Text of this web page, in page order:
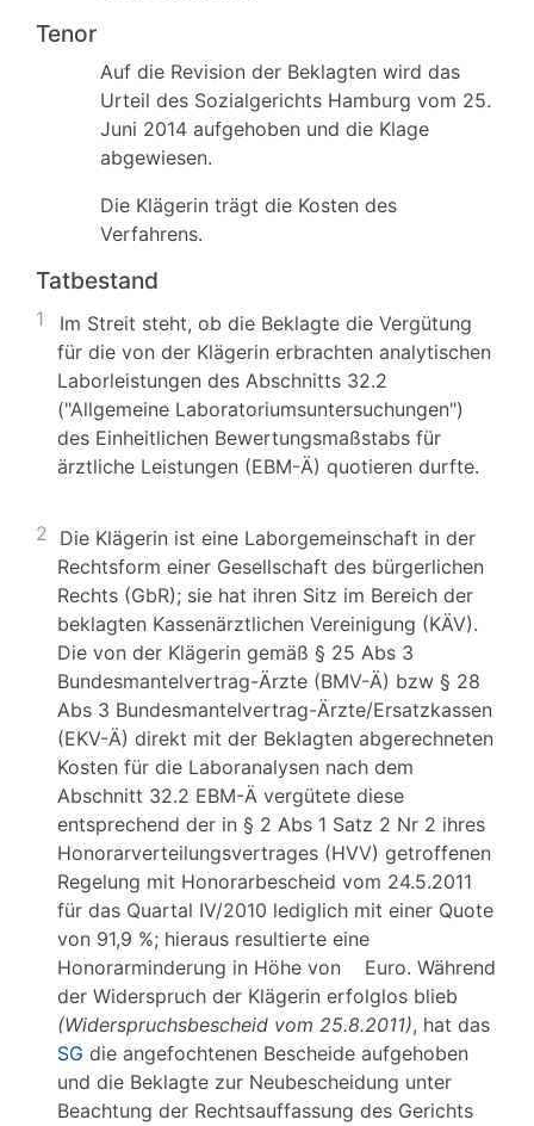
Tenor
Auf die Revision der Beklagten wird das
Urteil des Sozialgerichts Hamburg vom 25.
Juni 2014 aufgehoben und die Klage
abgewiesen.
Die Klägerin trägt die Kosten des
Verfahrens.
Tatbestand
1
Im Streit steht, ob die Beklagte die Vergütung
für die von der Klägerin erbrachten analytischen
Laborleistungen des Abschnitts 32.2
("Allgemeine Laboratoriumsuntersuchungen")
des Einheitlichen Bewertungsmaßstabs für
ärztliche Leistungen (EBM-Ä) quotieren durfte.
2 Die Klägerin ist eine Laborgemeinschaft in der
Rechtsform einer Gesellschaft des bürgerlichen
Rechts (GbR); sie hat ihren Sitz im Bereich der
beklagten Kassenärztlichen Vereinigung (KÄV).
Die von der Klägerin gemäß § 25 Abs 3
Bundesmantelvertrag-Ärzte (BMV-Ä) bzw § 28
Abs 3 Bundesmantelvertrag-Ärzte/Ersatzkassen
(EKV-Ä) direkt mit der Beklagten abgerechneten
Kosten für die Laboranalysen nach dem
Abschnitt 32.2 EBM-Ä vergütete diese
entsprechend der in § 2 Abs 1 Satz 2 Nr 2 ihres
Honorarverteilungsvertrages (HVV) getroffenen
Regelung mit Honorarbescheid vom 24.5.2011
für das Quartal IV/2010 lediglich mit einer Quote
von 91,9 %; hieraus resultierte eine
Honorarminderung in Höhe von Euro. Während
der Widerspruch der Klägerin erfolglos blieb
(Widerspruchsbescheid vom 25.8.2011), hat das
SG die angefochtenen Bescheide aufgehoben
und die Beklagte zur Neubescheidung unter
Beachtung der Rechtsauffassung des Gerichts